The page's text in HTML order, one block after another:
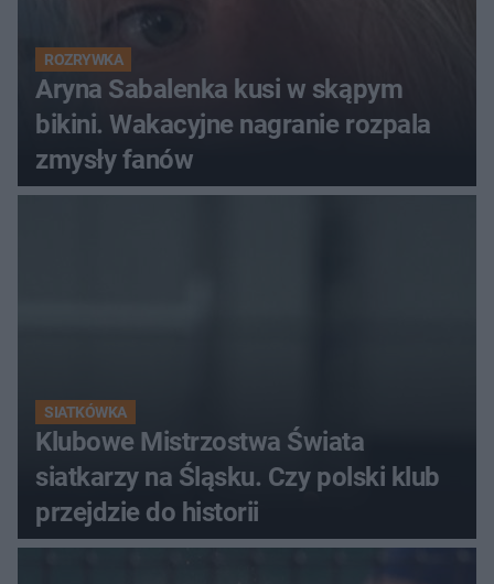
ROZRYWKA
Aryna Sabalenka kusi w skąpym
bikini. Wakacyjne nagranie rozpala
zmysły fanów
SIATKÓWKA
Klubowe Mistrzostwa Świata
siatkarzy na Śląsku. Czy polski klub
przejdzie do historii